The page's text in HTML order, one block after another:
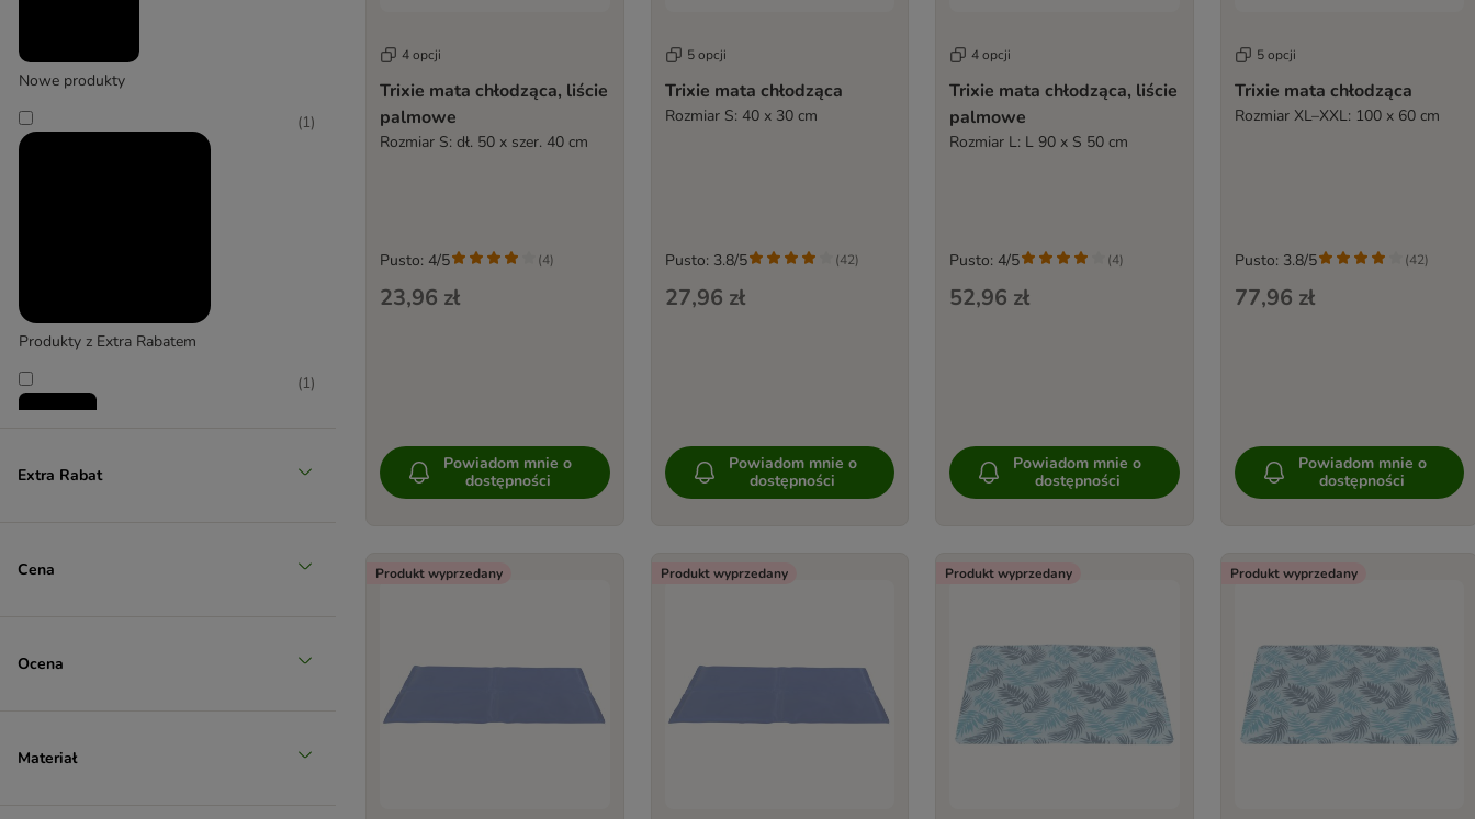
Duży 26-45 kg
Nowe produkty
Produkty z Extra Rabatem
(1)
(1)
Extra Rabat
Cena
Ocena
Materiał
4 opcji
Trixie mata chłodząca, liście
palmowe
Rozmiar S: dł. 50 x szer. 40 cm
23,96 zł
Pusto: 4/5 (4)
Powiadom mnie o
dostępności
5 opcji
Trixie mata chłodząca
Rozmiar S: 40 x 30 cm
27,96 zł
Pusto: 3.8/5 (42)
Powiadom mnie o
dostępności
4 opcji
Trixie mata chłodząca, liście
palmowe
Rozmiar L: L 90 x S 50 cm
52,96 zł
Pusto: 4/5 (4)
Powiadom mnie o
dostępności
5 opcji
Trixie mata chłodząca
Rozmiar XL–XXL: 100 x 60 cm
77,96 zł
Pusto: 3.8/5 (42)
Powiadom mnie o
dostępności
Produkt wyprzedany Produkt wyprzedany Produkt wyprzedany Produkt wyprzedany